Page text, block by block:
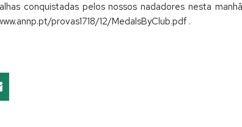
conquistadas pelos nossos nadadores nesta
provas1718/12/MedalsByClub.pdf .